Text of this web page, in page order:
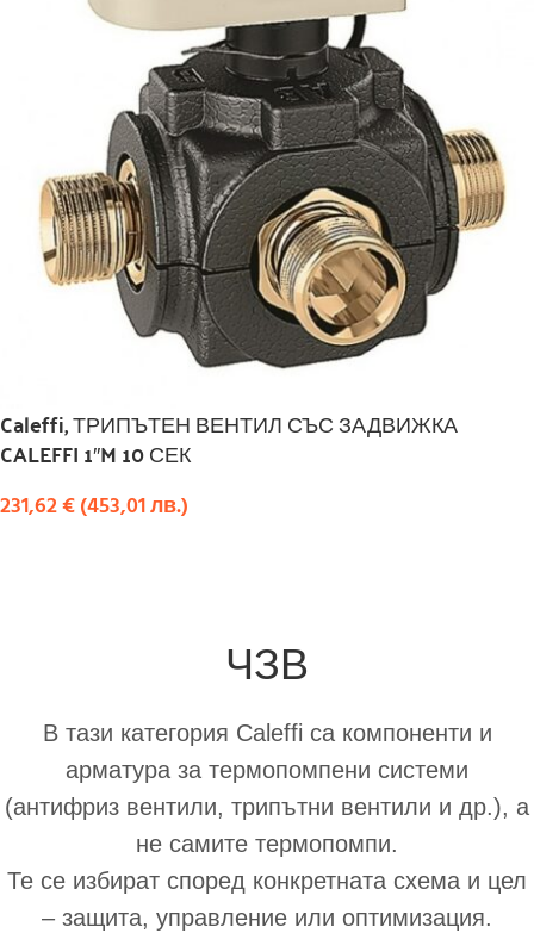
Caleffi, ТРИПЪТЕН ВЕНТИЛ СЪС ЗАДВИЖКА
CALEFFI 1″M 10 СЕК
231,62€(453,01лв.)
ЧЗВ
В тази категория Caleffi са компоненти и
арматура за термопомпени системи
(антифриз вентили, трипътни вентили и др.), а
не самите термопомпи.
Те се избират според конкретната схема и цел
– защита, управление или оптимизация.